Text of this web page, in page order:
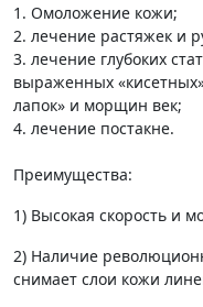
1. Омоложение кожи;
2. лечение растяжек и
3. лечение глубоких
выраженных
лапок» и морщин век;
4. лечение постакне.
Преимущества:
1) Высокая скорость и
2) Наличие
снимает слои кожи